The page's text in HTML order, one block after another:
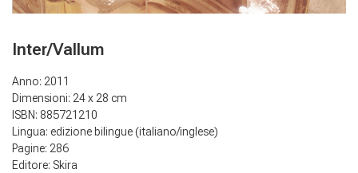
Inter/Vallum
Anno: 2011
Dimensioni: 24 x 28 cm
ISBN: 885721210
Lingua: edizione bilingue (italiano/inglese)
Pagine: 286
Editore: Skira